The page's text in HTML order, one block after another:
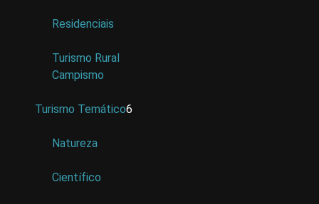
Residenciais
Turismo Rural
Campismo
Turismo Temático6
Natureza
Científico